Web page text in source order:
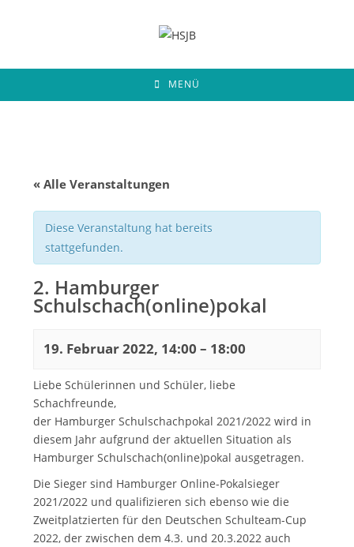
MENÜ
« Alle Veranstaltungen
Diese Veranstaltung hat bereits
stattgefunden.
2. Hamburger
Schulschach(online)pokal
19. Februar 2022, 14:00 – 18:00
Liebe Schülerinnen und Schüler, liebe
Schachfreunde,
der Hamburger Schulschachpokal 2021/2022 wird in
diesem Jahr aufgrund der aktuellen Situation als
Hamburger Schulschach(online)pokal ausgetragen.
Die Sieger sind Hamburger Online-Pokalsieger
2021/2022 und qualifizieren sich ebenso wie die
Zweitplatzierten für den Deutschen Schulteam-Cup
2022, der zwischen dem 4.3. und 20.3.2022 auch